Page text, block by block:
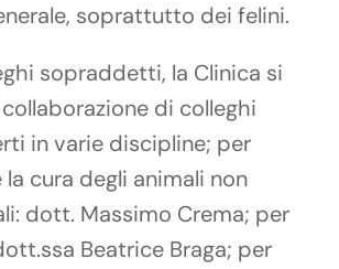
soprattutto dei felini.
sopraddetti, la Clinica si
di colleghi
in varie discipline; per
la cura degli animali non
dott. Massimo Crema; per
Beatrice Braga; per